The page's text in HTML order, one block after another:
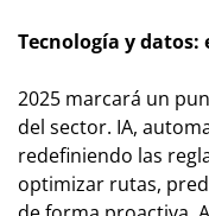
Tecnología y
2025 marcará un
del sector. IA,
redefiniendo las
optimizar rutas,